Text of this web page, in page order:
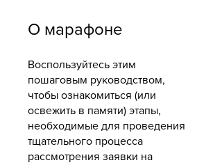
О марафоне
Воспользуйтесь этим
пошаговым руководством,
чтобы ознакомиться (или
освежить в памяти) этапы,
необходимые для проведения
тщательного процесса
рассмотрения заявки на